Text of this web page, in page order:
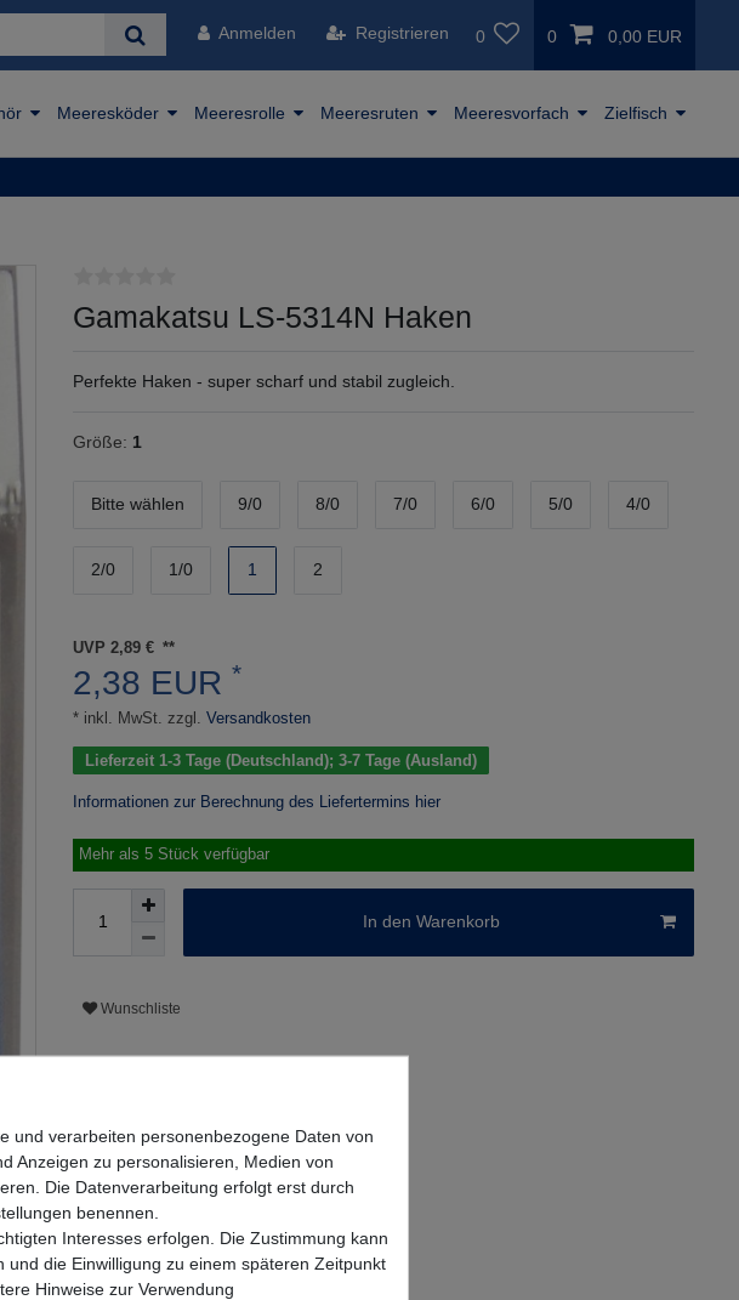
Anmelden Registrieren 0 0 0,00 EUR
Meeresköder Meeresrolle Meeresruten Meeresvorfach Zielfisch
Gamakatsu LS-5314N Haken
Perfekte Haken - super scharf und stabil zugleich.
Größe: 1
Bitte wählen 9/0 8/0 7/0 6/0 5/0 4/0
2/0 1/0 1 2
UVP 2,89 €
2,38 EUR *
* inkl. MwSt. zzgl. Versandkosten
Lieferzeit 1-3 Tage (Deutschland); 3-7 Tage (Ausland)
Informationen zur Berechnung des Liefertermins hier
Mehr als 5 Stück verfügbar
In den Warenkorb
Wunschliste
und verarbeiten personenbezogene Daten von
Anzeigen zu personalisieren, Medien von
Die Datenverarbeitung erfolgt erst durch
benennen.
Interesses erfolgen. Die Zustimmung kann
die Einwilligung zu einem späteren Zeitpunkt
Hinweise zur Verwendung